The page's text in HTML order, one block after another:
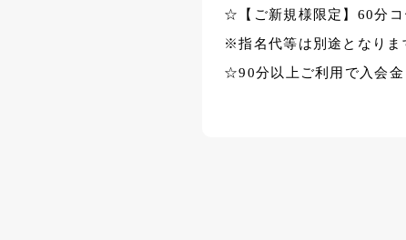
☆【ご新規様限定】60分コ
※指名代等は別途となりま
☆90分以上ご利用で入会金